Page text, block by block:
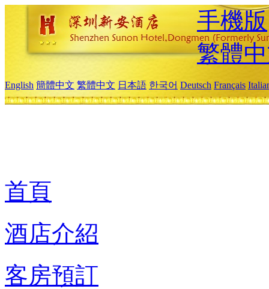
手機版
繁體
English 簡體中文 繁體中文 日本語 한국어 Deutsch Français
首頁
酒店介紹
客房預訂